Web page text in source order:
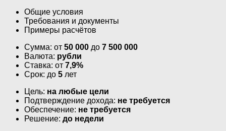
Общие условия
Требования и документы
Примеры расчётов
Сумма: от 50 000 до 7 500 000
Валюта: рубли
Ставка: от 7,9%
Срок: до 5 лет
Цель: на любые цели
Подтверждение дохода: не требуется
Обеспечение: не требуется
Решение: до недели